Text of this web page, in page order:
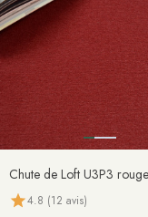
Chute de Loft U3P3 rouge
4.8 (12 avis)